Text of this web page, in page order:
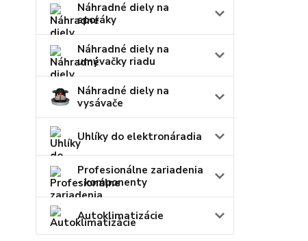
Náhradné diely na
sporáky
Náhradné diely na
umývačky riadu
Náhradné diely na
vysávače
Uhlíky do elektronáradia
Profesionálne zariadenia
- komponenty
Autoklimatizácie